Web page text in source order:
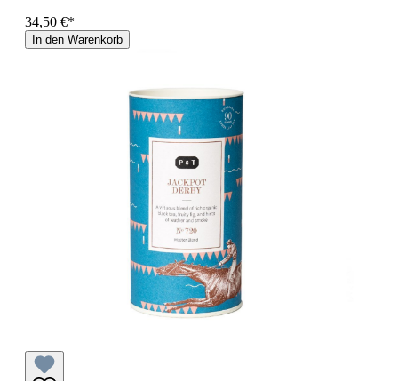
34,50 €*
In den Warenkorb